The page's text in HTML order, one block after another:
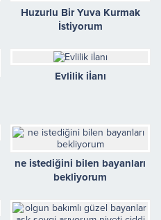
Huzurlu Bir Yuva Kurmak
İstiyorum
Evlilik iİanı
ne istediğini bilen bayanları
bekliyorum